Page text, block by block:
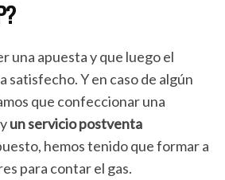
una apuesta y que luego el
satisfecho. Y en caso de algún
que confeccionar una
un servicio postventa
hemos tenido que formar a
para contar el gas.